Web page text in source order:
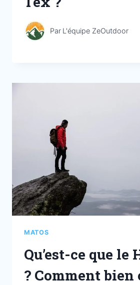
Par L'équipe ZeOutdoor
MATOS
Qu’est-ce que le
? Comment